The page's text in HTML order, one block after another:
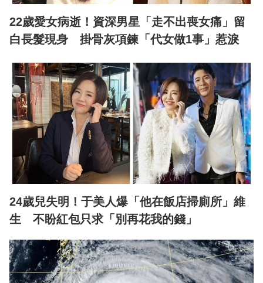
22歲愛女病逝！資深男星「走不出喪女痛」留
白長髮現身 掛骨灰項鍊「代女做1事」惹淚
24歲兒失明！于美人爆「他在飯店掃廁所」維
生 不盼紅包只求「別再花我的錢」